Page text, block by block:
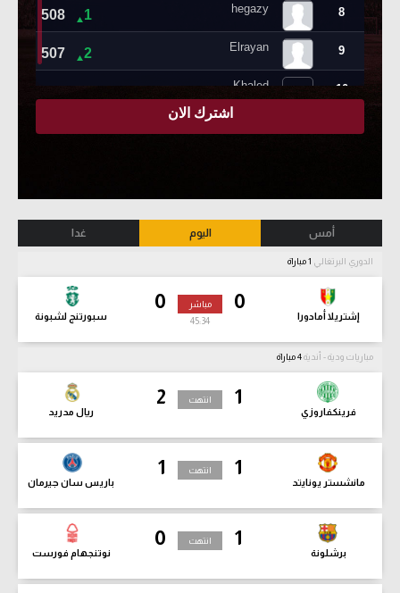
أمس اليوم غدا
الدوري البرتغالي
0
إشتريلا أمادورا
0
سبورتنج لشبونة
مباشر
45:36
مباريات ودية - أندية
1
فرينكفاروزي
2
ريال مدريد
انتهت
1
مانشستر يونايتد
1
باريس سان جيرمان
انتهت
1
برشلونة
0
نوتنجهام فورست
انتهت